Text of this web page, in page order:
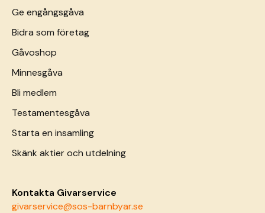
Ge engångsgåva
Bidra som företag
Gåvoshop
Minnesgåva
Bli medlem
Testamentesgåva
Starta en insamling
Skänk aktier och utdelning
Kontakta Givarservice
givarservice@sos-barnbyar.se